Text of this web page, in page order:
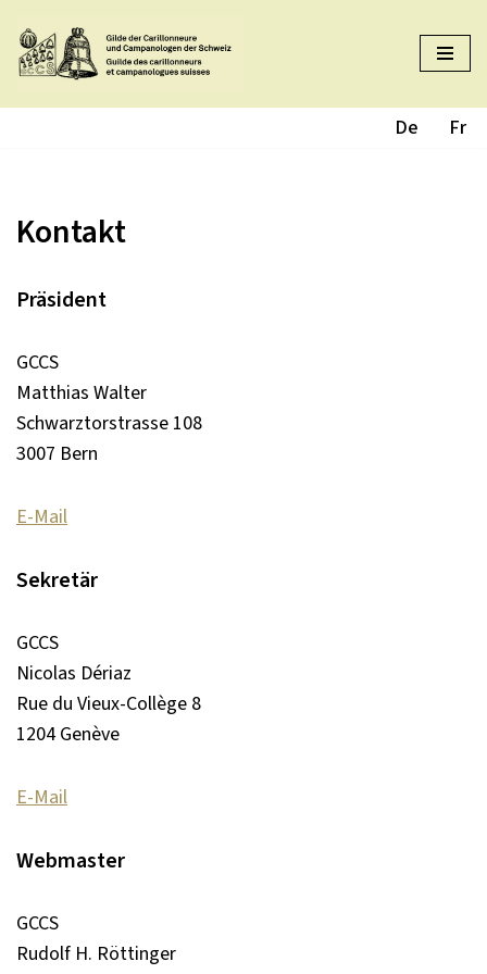
Zum
De Fr
Kontakt
Präsident
GCCS
Matthias Walter
Schwarztorstrasse 108
3007 Bern
E-Mail
Sekretär
GCCS
Nicolas Dériaz
Rue du Vieux-Collège 8
1204 Genève
E-Mail
Webmaster
GCCS
Rudolf H. Röttinger